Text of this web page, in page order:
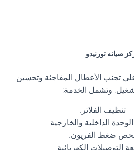
صيانه تورنيدو
تجنب الأعطال المفاجئة وتحسين
وتشمل الخدمة:
تنظيف الفلاتر.
الداخلية والخارجية.
ضغط الفريون.
التوصيلات الكهربائية.